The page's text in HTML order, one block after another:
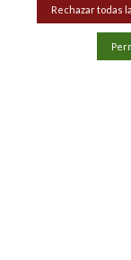
INFORMACIÓN
Rechazar todas